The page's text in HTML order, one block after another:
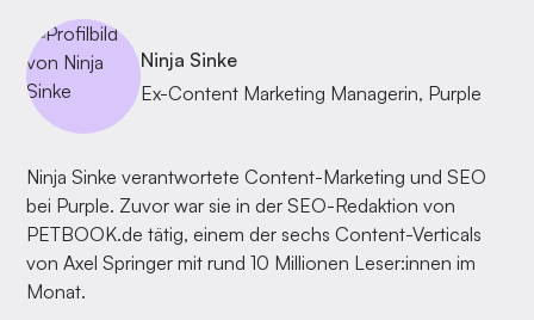
Ninja Sinke
Ex-Content Marketing Managerin, Purple
Ninja Sinke verantwortete Content-Marketing und SEO
bei Purple. Zuvor war sie in der SEO-Redaktion von
PETBOOK.de tätig, einem der sechs Content-Verticals
von Axel Springer mit rund 10 Millionen Leser:innen im
Monat.